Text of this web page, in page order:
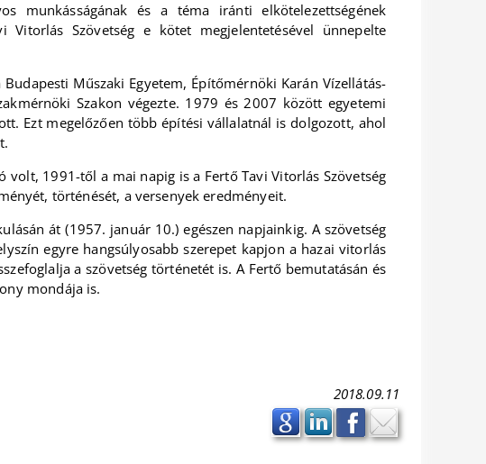
munkásságának és a téma iránti elkötelezettségének
Szövetség e kötet megjelentetésével ünnepelte
Műszaki Egyetem, Építőmérnöki Karán Vízellátás-
Szakon végezte. 1979 és 2007 között egyetemi
Ezt megelőzően több építési vállalatnál is dolgozott, ahol
1991-től a mai napig is a Fertő Tavi Vitorlás Szövetség
történését, a versenyek eredményeit.
át (1957. január 10.) egészen napjainkig. A szövetség
egyre hangsúlyosabb szerepet kapjon a hazai vitorlás
a szövetség történetét is. A Fertő bemutatásán és
mondája is.
2018.09.11